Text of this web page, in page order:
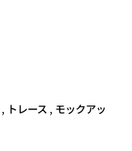
, トレース , モックアッ